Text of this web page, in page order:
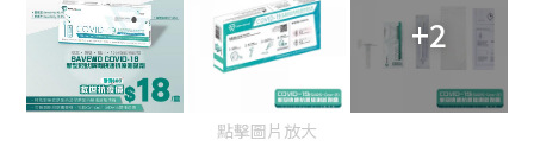
+2
點擊圖片放大